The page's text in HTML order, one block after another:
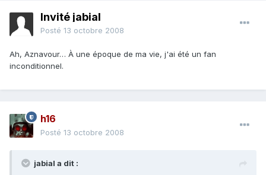
Invité jabial
Posté 13 octobre 2008
Ah, Aznavour… À une époque de ma vie, j'ai été un fan
inconditionnel.
h16
Posté 13 octobre 2008
jabial a dit :